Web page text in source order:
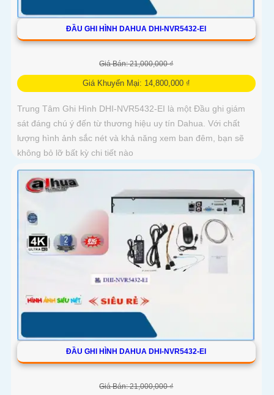
ĐẦU GHI HÌNH DAHUA DHI-NVR5432-EI
Giá Bán: 21,000,000 ₫
Giá Khuyến Mại: 14,800,000 ₫
Trung Tâm Ghi Hình DHI-NVR5432-EI là một Đầu ghi giám
sát đáng chú ý đến từ thương hiệu uy tín Dahua. Với chất
lượng hình ảnh sắc nét và khả năng xem ban đêm, bạn sẽ
không bỏ lỡ bất kỳ chi tiết nào
ĐẦU GHI HÌNH DAHUA DHI-NVR5432-EI
Giá Bán: 21,000,000 ₫